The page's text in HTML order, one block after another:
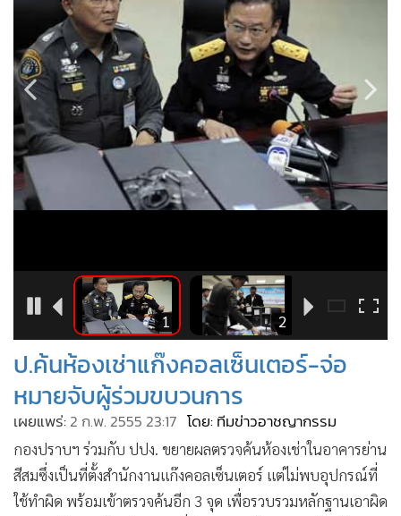
CbizReview
Cyber BIZ
• ผู้จัดกวน
• Good health & Well-being
• Green Innovation & SD
• Management & HR
• MGR Live
• Infographic
• ท่องเที่ยว
กีฬา
ต่างประเทศ
Special Scoop
• เศรษฐกิจ-ธุรกิจ
• จีน
• ชุมชน-คุณภาพชีวิต
• อาชญากรรม
• Motoring
ป.ค้นห้องเช่าแก๊งคอลเซ็นเตอร์-จ่อ
หมายจับผู้ร่วมขบวนการ
เผยแพร่: 2 ก.พ. 2555 23:17 โดย: ทีมข่าวอาชญากรรม
กองปราบฯ ร่วมกับ ปปง. ขยายผลตรวจค้นห้องเช่าในอาคารย่าน
สีสมซึ่งเป็นที่ตั้งสำนักงานแก๊งคอลเซ็นเตอร์ แต่ไม่พบอุปกรณ์ที่
ใช้ทำผิด พร้อมเข้าตรวจค้นอีก 3 จุด เพื่อรวบรวมหลักฐานเอาผิด
1 2